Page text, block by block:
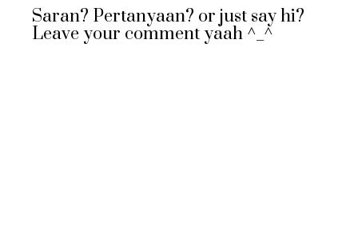
Saran? Pertanyaan? or just say hi?
Leave your comment yaah ^_^